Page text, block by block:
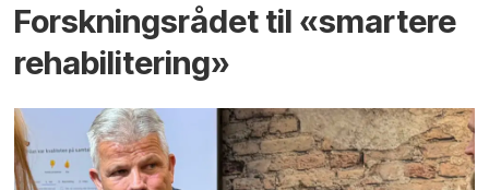
Forskningsrådet til «smartere
rehabilitering»